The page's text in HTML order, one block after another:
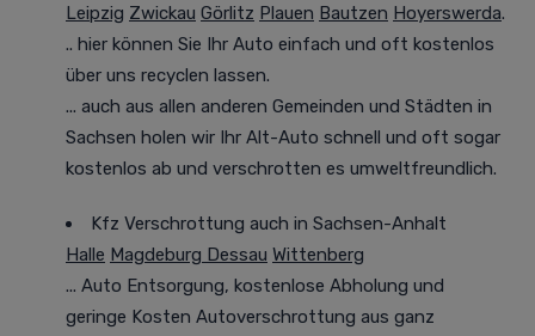
Leipzig Zwickau Görlitz Plauen Bautzen Hoyerswerda.
.. hier können Sie Ihr Auto einfach und oft kostenlos
über uns recyclen lassen.
... auch aus allen anderen Gemeinden und Städten in
Sachsen holen wir Ihr Alt-Auto schnell und oft sogar
kostenlos ab und verschrotten es umweltfreundlich.
Kfz Verschrottung auch in Sachsen-Anhalt
Halle Magdeburg Dessau Wittenberg
... Auto Entsorgung, kostenlose Abholung und
geringe Kosten Autoverschrottung aus ganz